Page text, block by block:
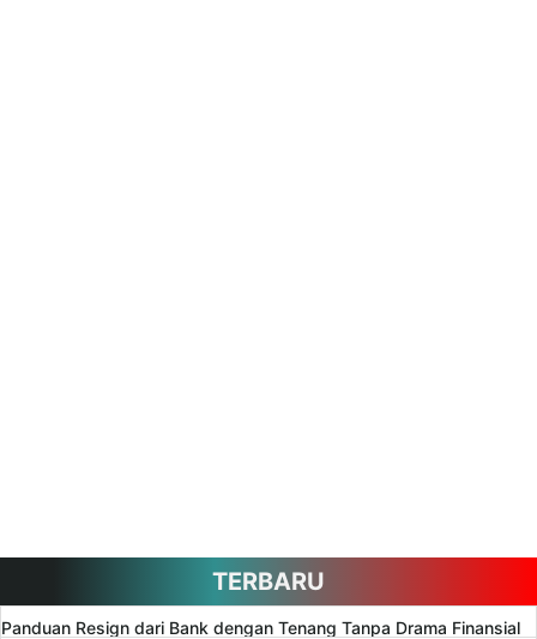
TERBARU
Panduan Resign dari Bank dengan Tenang Tanpa Drama Finansial